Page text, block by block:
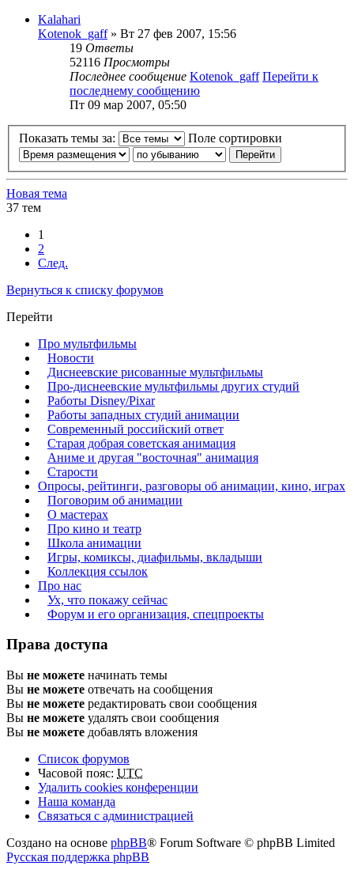
Kalahari
Kotenok_gaff» Вт 27 фев 2007, 15:56
19 Ответы
52116 Просмотры
Последнее сообщение Kotenok_gaff Перейти к
последнему сообщению
Пт 09 мар 2007, 05:50
Показать темы за: Поле сортировки
Новая тема
37 тем
1
2
След.
Вернуться к списку форумов
Перейти
Про мультфильмы
Новости
Диснеевские рисованные мультфильмы
Про-диснеевские мультфильмы других студий
Работы Disney/Pixar
Работы западных студий анимации
Современный российский ответ
Старая добрая советская анимация
Аниме и другая "восточная" анимация
Старости
Опросы, рейтинги, разговоры об анимации, кино, играх
Поговорим об анимации
О мастерах
Про кино и театр
Школа анимации
Игры, комиксы, диафильмы, вкладыши
Коллекция ссылок
Про нас
Ух, что покажу сейчас
Форум и его организация, спецпроекты
Права доступа
Вы не можете начинать темы
Вы не можете отвечать на сообщения
Вы не можете редактировать свои сообщения
Вы не можете удалять свои сообщения
Вы не можете добавлять вложения
Список форумов
Часовой пояс: UTC
Удалить cookies конференции
Наша команда
Связаться с администрацией
Создано на основе phpBB® Forum Software © phpBB Limited
Русская поддержка phpBB